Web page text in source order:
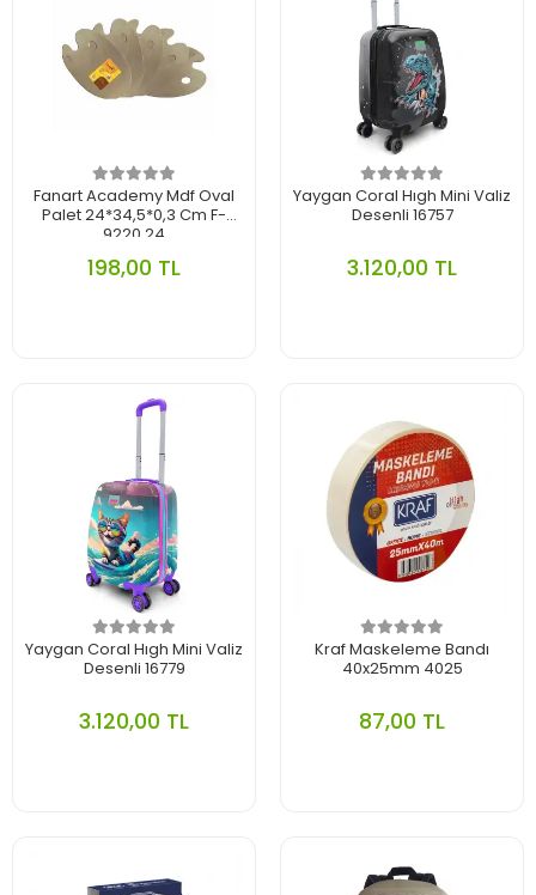
Fanart Academy Mdf Oval
Palet 24*34,5*0,3 Cm F-
9220.24
198,00 TL
Yaygan Coral Hıgh Mini Valiz
Desenli 16757
3.120,00 TL
Yaygan Coral Hıgh Mini Valiz
Desenli 16779
3.120,00 TL
Kraf Maskeleme Bandı
40x25mm 4025
87,00 TL